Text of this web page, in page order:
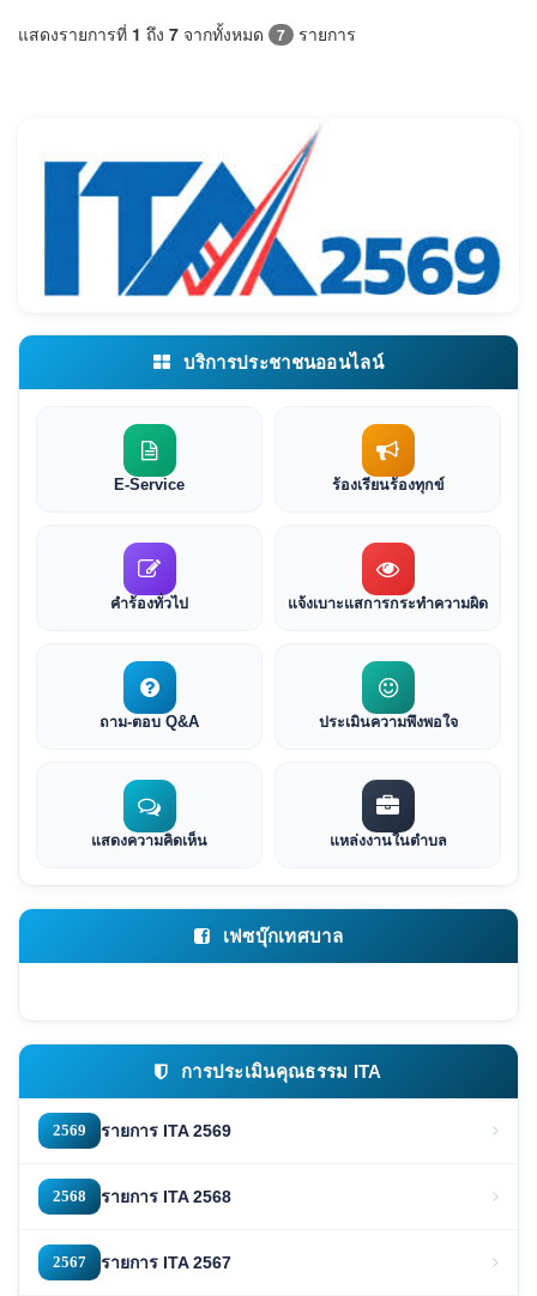
แสดงรายการที่ 1 ถึง 7 จากทั้งหมด 7 รายการ
บริการประชาชนออนไลน์
E-Service ร้องเรียนร้องทุกข์
คำร้องทั่วไป แจ้งเบาะแสการกระทำความผิด
ถาม-ตอบ Q&A ประเมินความพึงพอใจ
แสดงความคิดเห็น แหล่งงานในตำบล
เฟซบุ๊กเทศบาล
การประเมินคุณธรรม ITA
2569 รายการ ITA 2569
2568 รายการ ITA 2568
2567 รายการ ITA 2567